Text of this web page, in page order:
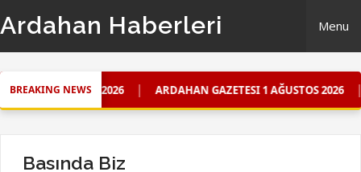
Ardahan Haberleri Menu
Ardahan Gazetesi
Güncel
BREAKING NEWS
2026 | ARDAHAN GAZETESI 1 AĞUSTOS 2026 |
Basında Biz